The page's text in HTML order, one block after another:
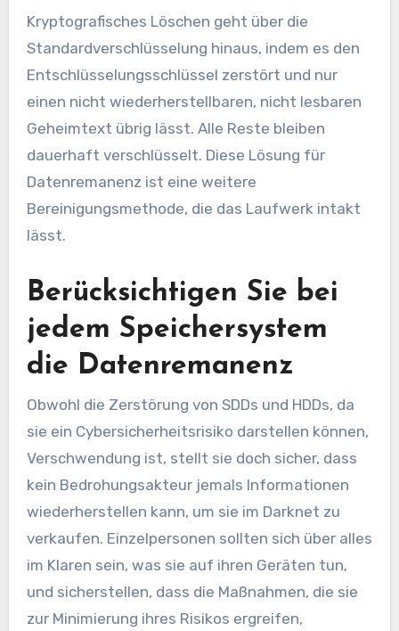
Kryptografisches Löschen geht über die
Standardverschlüsselung hinaus, indem es den
Entschlüsselungsschlüssel zerstört und nur
einen nicht wiederherstellbaren, nicht lesbaren
Geheimtext übrig lässt. Alle Reste bleiben
dauerhaft verschlüsselt. Diese Lösung für
Datenremanenz ist eine weitere
Bereinigungsmethode, die das Laufwerk intakt
lässt.
Berücksichtigen Sie bei
jedem Speichersystem
die Datenremanenz
Obwohl die Zerstörung von SDDs und HDDs, da
sie ein Cybersicherheitsrisiko darstellen können,
Verschwendung ist, stellt sie doch sicher, dass
kein Bedrohungsakteur jemals Informationen
wiederherstellen kann, um sie im Darknet zu
verkaufen. Einzelpersonen sollten sich über alles
im Klaren sein, was sie auf ihren Geräten tun,
und sicherstellen, dass die Maßnahmen, die sie
zur Minimierung ihres Risikos ergreifen,